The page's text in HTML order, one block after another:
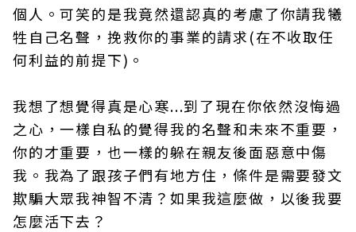
個人。可笑的是我竟然還認真的考慮了你請我犧
牲自己名聲，挽救你的事業的請求(在不收取任
何利益的前提下)。
我想了想覺得真是心寒...到了現在你依然沒悔過
之心，一樣自私的覺得我的名聲和未來不重要，
你的才重要，也一樣的躲在親友後面惡意中傷
我。我為了跟孩子們有地方住，條件是需要發文
欺騙大眾我神智不清？如果我這麼做，以後我要
怎麼活下去？